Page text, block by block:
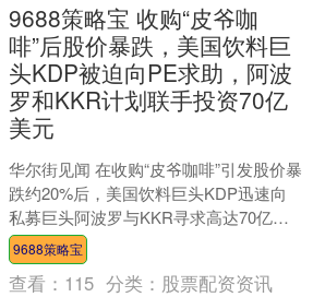
9688策略宝 收购“皮爷咖
啡”后股价暴跌，美国饮料巨
头KDP被迫向PE求助，阿波
罗和KKR计划联手投资70亿
美元
华尔街见闻 在收购“皮爷咖啡”引发股价暴
跌约20%后，美国饮料巨头KDP迅速向
私募巨头阿波罗与KKR寻求高达70亿美
元的“白衣骑士”注资。这笔关键资金不仅
成功抵....
9688策略宝
查看： 115 分类： 股票配资资讯